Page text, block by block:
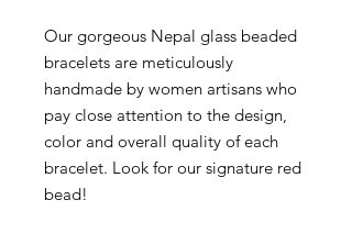
Our gorgeous Nepal glass beaded
bracelets are meticulously
handmade by women artisans who
pay close attention to the design,
color and overall quality of each
bracelet. Look for our signature red
bead!